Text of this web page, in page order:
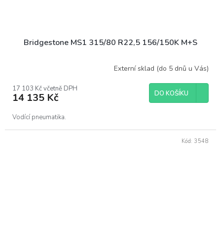
Bridgestone MS1 315/80 R22,5 156/150K M+S
Externí sklad (do 5 dnů u Vás)
17 103 Kč včetně DPH
14 135 Kč DO KOŠÍKU
Vodící pneumatika.
Kód: 3548